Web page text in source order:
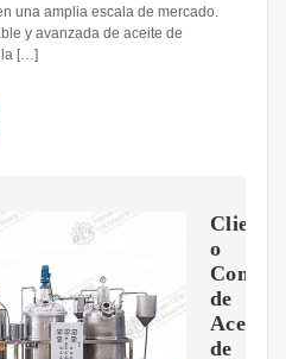
una amplia escala de mercado.
y avanzada de aceite de
la […]
o
de
Aceite
de